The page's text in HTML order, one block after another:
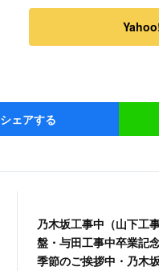
シェアする
乃木坂工事中（山下工
盤・与田工事中卒業記
季節のご挨拶中・乃木